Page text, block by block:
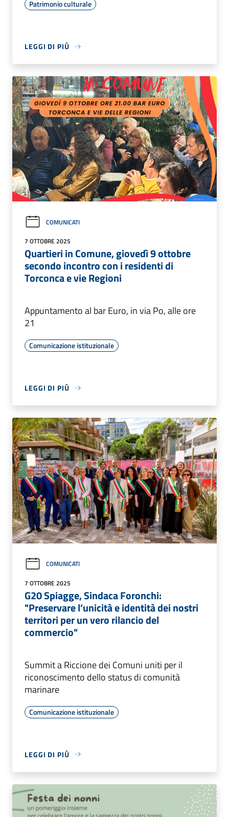
Patrimonio culturale
LEGGI DI PIÙ
COMUNICATI
7 OTTOBRE 2025
Quartieri in Comune, giovedì 9 ottobre
secondo incontro con i residenti di
Torconca e vie Regioni
Appuntamento al bar Euro, in via Po, alle ore
21
Comunicazione istituzionale
LEGGI DI PIÙ
COMUNICATI
7 OTTOBRE 2025
G20 Spiagge, Sindaca Foronchi:
"Preservare l’unicità e identità dei nostri
territori per un vero rilancio del
commercio"
Summit a Riccione dei Comuni uniti per il
riconoscimento dello status di comunità
marinare
Comunicazione istituzionale
LEGGI DI PIÙ